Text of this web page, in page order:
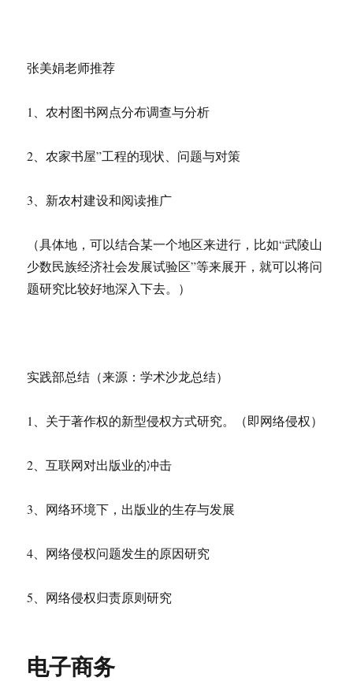
张美娟老师推荐
1、农村图书网点分布调查与分析
2、农家书屋”工程的现状、问题与对策
3、新农村建设和阅读推广
（具体地，可以结合某一个地区来进行，比如“武陵山
少数民族经济社会发展试验区”等来展开，就可以将问
题研究比较好地深入下去。）
实践部总结（来源：学术沙龙总结）
1、关于著作权的新型侵权方式研究。（即网络侵权）
2、互联网对出版业的冲击
3、网络环境下，出版业的生存与发展
4、网络侵权问题发生的原因研究
5、网络侵权归责原则研究
电子商务